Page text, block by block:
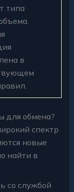
типа
в
для обмена?
спектр
новые
найти в
со службой